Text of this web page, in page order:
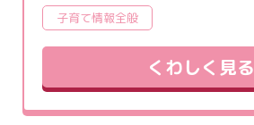
子育て情報全般
くわしく見る